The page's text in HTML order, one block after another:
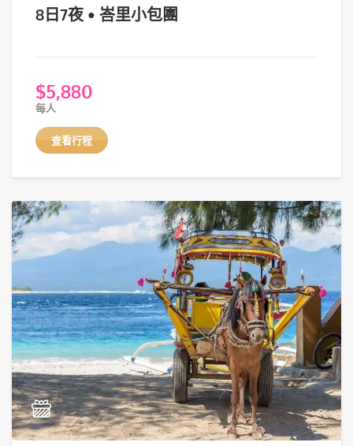
8日7夜 • 峇里小包團
$5,880
每人
查看行程